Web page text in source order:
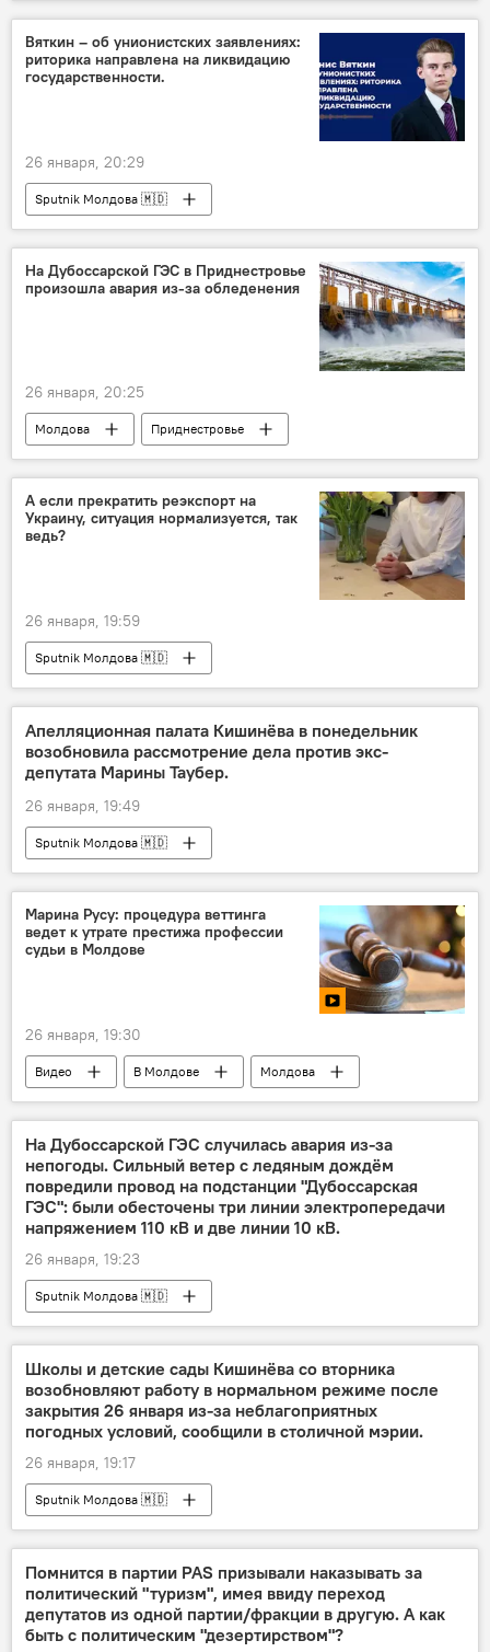
Вяткин – об унионистских заявлениях:
риторика направлена на ликвидацию
государственности.
26 января, 20:29
Sputnik Молдова 🇲🇩
На Дубоссарской ГЭС в Приднестровье
произошла авария из-за обледенения
26 января, 20:25
Молдова Приднестровье
А если прекратить реэкспорт на
Украину, ситуация нормализуется, так
ведь?
26 января, 19:59
Sputnik Молдова 🇲🇩
Апелляционная палата Кишинёва в понедельник
возобновила рассмотрение дела против экс-
депутата Марины Таубер.
26 января, 19:49
Sputnik Молдова 🇲🇩
Марина Русу: процедура веттинга
ведет к утрате престижа профессии
судьи в Молдове
26 января, 19:30
Видео В Молдове
Молдова
судья
На Дубоссарской ГЭС случилась авария из-за
непогоды. Сильный ветер с ледяным дождём
повредили провод на подстанции "Дубоссарская
ГЭС": были обесточены три линии электропередачи
напряжением 110 кВ и две линии 10 кВ.
26 января, 19:23
Sputnik Молдова 🇲🇩
Школы и детские сады Кишинёва со вторника
возобновляют работу в нормальном режиме после
закрытия 26 января из-за неблагоприятных
погодных условий, сообщили в столичной мэрии.
26 января, 19:17
Sputnik Молдова 🇲🇩
Помнится в партии PAS призывали наказывать за
политический "туризм", имея ввиду переход
депутатов из одной партии/фракции в другую. А как
быть с политическим "дезертирством"?